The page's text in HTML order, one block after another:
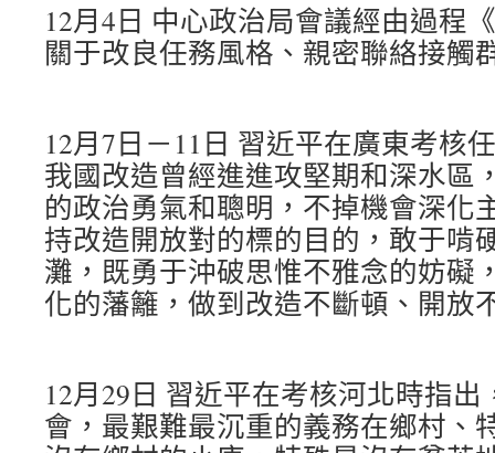
12月4日 中心政治局會議經由過程
關于改良任務風格、親密聯絡接觸
12月7日－11日 習近平在廣東考核
我國改造曾經進進攻堅期和深水區
的政治勇氣和聰明，不掉機會深化
持改造開放對的標的目的，敢于啃
灘，既勇于沖破思惟不雅念的妨礙
化的藩籬，做到改造不斷頓、開放
12月29日 習近平在考核河北時指
會，最艱難最沉重的義務在鄉村、